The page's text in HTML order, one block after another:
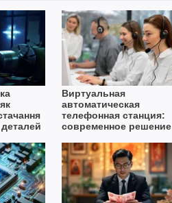
Виртуальная
автоматическая
телефонная станция:
современное решение